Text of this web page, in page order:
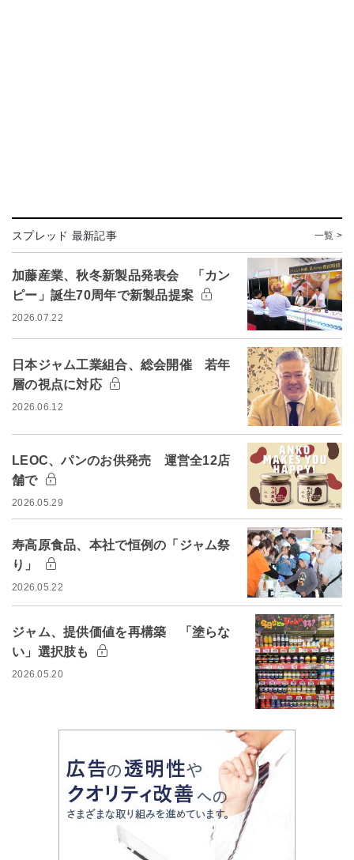
スプレッド 最新記事 一覧 >
加藤産業、秋冬新製品発表会 「カン
ピー」誕生70周年で新製品提案
2026.07.22
日本ジャム工業組合、総会開催 若年
層の視点に対応
2026.06.12
LEOC、パンのお供発売 運営全12店
舗で
2026.05.29
寿高原食品、本社で恒例の「ジャム祭
り」
2026.05.22
ジャム、提供価値を再構築 「塗らな
い」選択肢も
2026.05.20